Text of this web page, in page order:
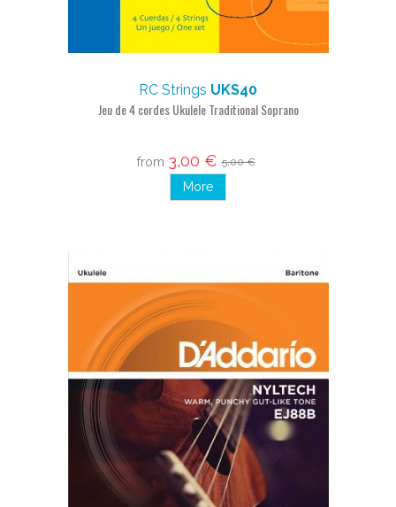
RC Strings UKS40
Jeu de 4 cordes Ukulele Traditional Soprano
from 3,00 €5,00 €
More